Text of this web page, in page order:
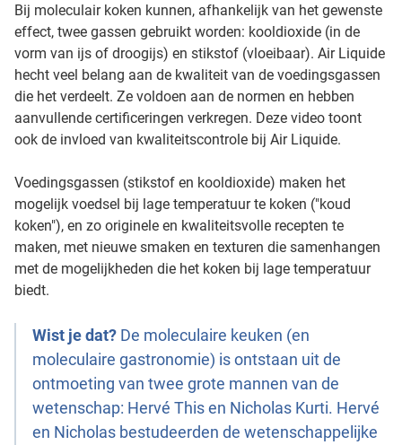
Bij moleculair koken kunnen, afhankelijk van het gewenste
effect, twee gassen gebruikt worden: kooldioxide (in de
vorm van ijs of droogijs) en stikstof (vloeibaar). Air Liquide
hecht veel belang aan de kwaliteit van de voedingsgassen
die het verdeelt. Ze voldoen aan de normen en hebben
aanvullende certificeringen verkregen. Deze video toont
ook de invloed van kwaliteitscontrole bij Air Liquide.
Voedingsgassen (stikstof en kooldioxide) maken het
mogelijk voedsel bij lage temperatuur te koken ("koud
koken"), en zo originele en kwaliteitsvolle recepten te
maken, met nieuwe smaken en texturen die samenhangen
met de mogelijkheden die het koken bij lage temperatuur
biedt.
Wist je dat? De moleculaire keuken (en
moleculaire gastronomie) is ontstaan uit de
ontmoeting van twee grote mannen van de
wetenschap: Hervé This en Nicholas Kurti. Hervé
en Nicholas bestudeerden de wetenschappelijke